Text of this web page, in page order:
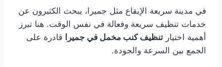
في مدينة سريعة الإيقاع مثل جميرا، يبحث الكثيرون عن
خدمات تنظيف سريعة وفعالة في نفس الوقت. هنا تبرز
أهمية اختيار تنظيف كنب مخمل في جميرا
قادرة على
الجمع بين السرعة والجودة.